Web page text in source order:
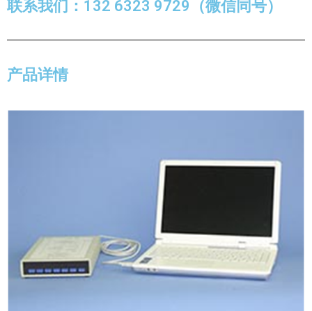
联系我们：132 6323 9729（微信同号）
产品详情